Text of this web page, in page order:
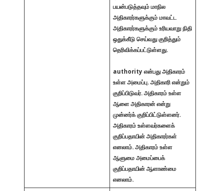
பயன்படுத்தவும் மாநில
அதிகாரர்களுக்கும் மாவட்ட
அதிகாரர்களுக்கும் உரியவாறு நிதி
ஒதுக்கீடு செய்வது குறித்தும்
தெரிவிக்கப்பட்டுள்ளது.
authority என்பது அதிகாரம்
உள்ள அமைப்பு. அதிகாரி என்றும்
குறிப்பிடுவர். அதிகாரம் உள்ள
ஆளை அதிகாரன் என்று
முன்னர்க் குறிப்பிட்டுள்ளனர்.
அதிகாரம் உள்ளவர்களைக்
குறிப்பதாயின் அதிகாரர்கள்
எனலாம். அதிகாரம் உள்ள
ஆளுமை அமைப்பைக்
குறிப்பதாயின் ஆளாண்மை
எனலாம்.